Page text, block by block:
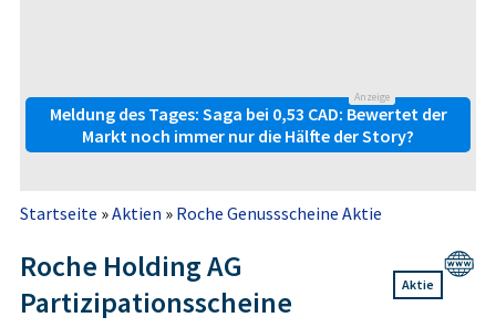
Anzeige
Meldung des Tages: Saga bei 0,53 CAD: Bewertet der
Markt noch immer nur die Hälfte der Story?
Startseite »Aktien » Roche Genussscheine Aktie
Roche Holding AG
Partizipationsscheine
Aktie